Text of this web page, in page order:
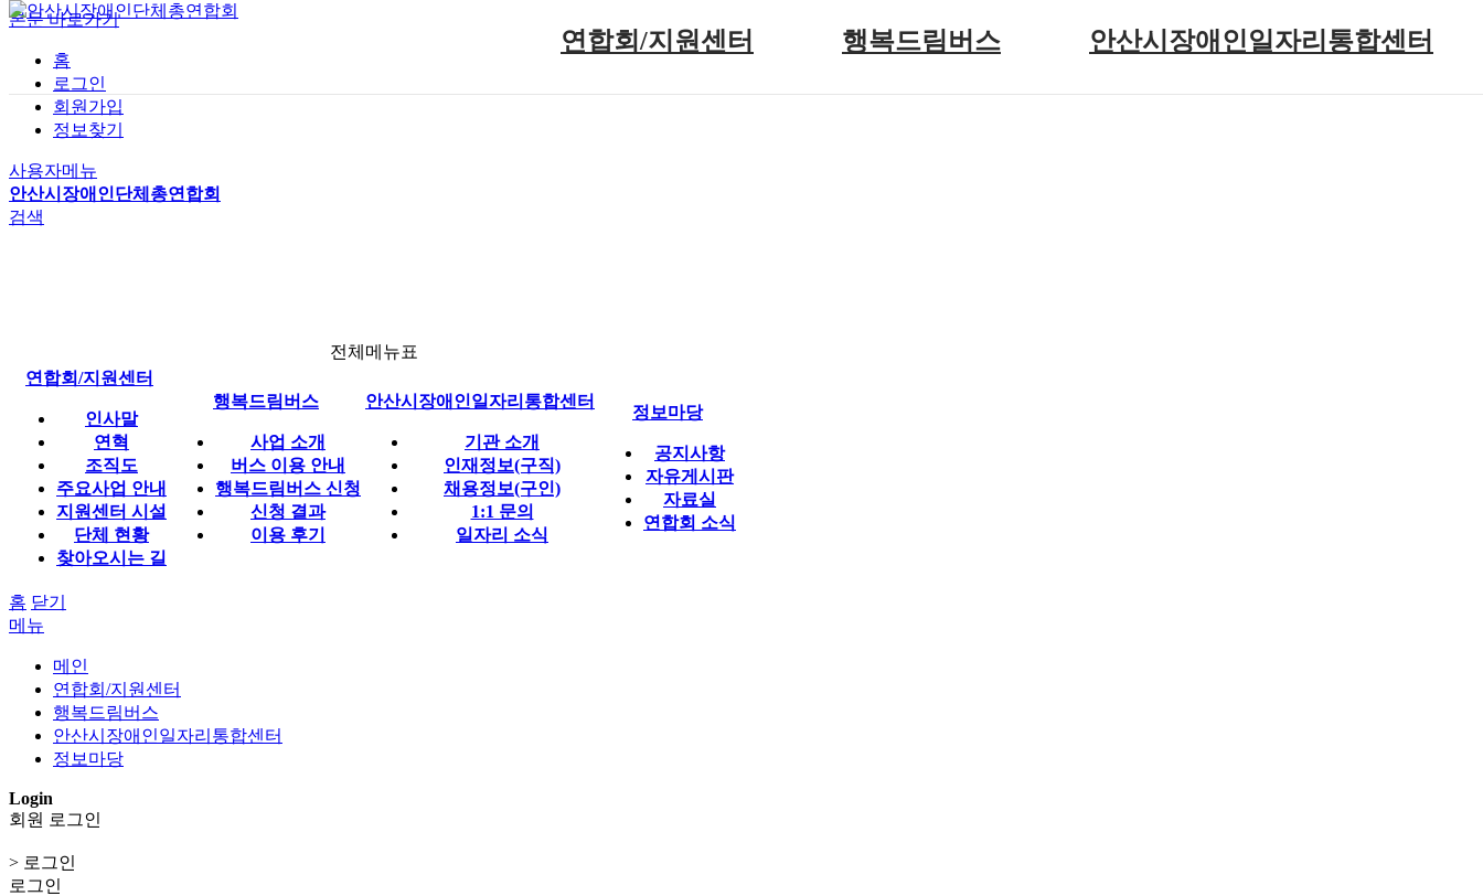
본문 바로가기
홈
로그인
회원가입
정보찾기
사용자메뉴
안산시장애인단체총연합회
검색
연합회/지원센터 행복드림버스 안산시장애인일자리통합센터
정보마당
공지사항
자료실
전체메뉴표
연합회/지원센터
인사말
연혁
조직도
주요사업 안내
지원센터 시설
단체 현황
찾아오시는 길
행복드림버스
사업 소개
버스 이용 안내
행복드림버스 신청
신청 결과
이용 후기
안산시장애인일자리통합센터
기관 소개
인재정보(구직)
채용정보(구인)
1:1 문의
일자리 소식
정보마당
공지사항
자유게시판
자료실
연합회 소식
홈 닫기
메뉴
메인
연합회/지원센터
행복드림버스
안산시장애인일자리통합센터
정보마당
Login
회원 로그인
> 로그인
로그인